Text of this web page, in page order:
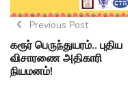
Previous Post
கரூர் பெருந்துயரம்.. புதிய
விசாரணை அதிகாரி
நியமனம்!